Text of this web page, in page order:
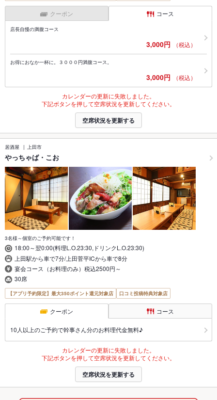
クーポン コース
店長自慢の満腹コース
3,000円 （税込）
お得におなか一杯に。３０００円満腹コース。
3,000円 （税込）
カレンダーの更新に失敗しました。
下記ボタンを押して空席状況を更新してください。
空席状況を更新する
居酒屋 上田市
やっちゃば・こお
3名様～個室のご予約可能です！
18:00～翌0:00(料理L.O.23:30,ドリンクL.O.23:30)
上田駅から車で7分/上田菅平ICから車で8分
宴会コース（お料理のみ）税込2500円～
30席
【アプリ予約限定】最大350ポイント還元対象店 口コミ投稿特典対象店
クーポン コース
10人以上のご予約で幹事さん分のお料理代金無料♪
カレンダーの更新に失敗しました。
下記ボタンを押して空席状況を更新してください。
空席状況を更新する